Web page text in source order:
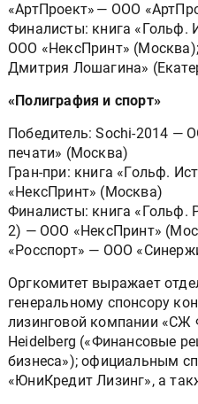
«АртПроект» — ООО
Финалисты: книга «Гольф.
ООО «НексПринт»
Дмитрия Лошагина»
«Полиграфия и спорт»
Победитель: Sochi-2014 —
печати» (Москва)
Гран-при: книга «Гольф.
«НексПринт» (Москва)
Финалисты: книга «Гольф.
2) — ООО «НексПринт»
«Росспорт» — ООО
Оргкомитет выражает
генеральному спонсору
лизинговой компании «СЖ
Heidelberg («Финансовые
бизнеса»); официальным
«ЮниКредит Лизинг», а